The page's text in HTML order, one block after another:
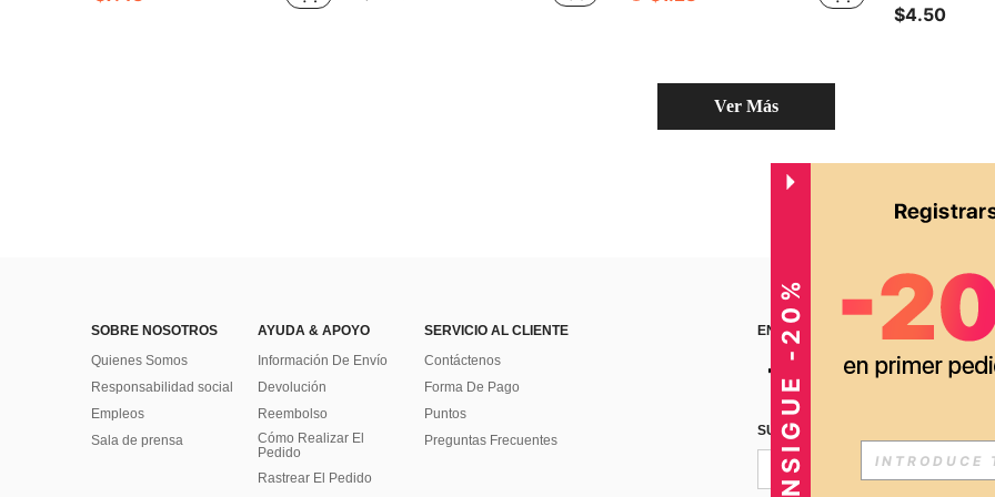
$4.50
Ver Más
SOBRE NOSOTROS
Quienes Somos
Responsabilidad social
Empleos
Sala de prensa
AYUDA & APOYO
Información De Envío
Devolución
Reembolso
Cómo Realizar El
Pedido
Rastrear El Pedido
SERVICIO AL CLIENTE
Contáctenos
Forma De Pago
Puntos
Preguntas Frecuentes
ENCUÉNTRANOS EN
SUSCRÍBETE PARA RECIBIR
CONSIGUE -20%